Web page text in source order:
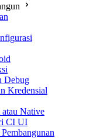
Debug
Kredensial
Native
CI UI